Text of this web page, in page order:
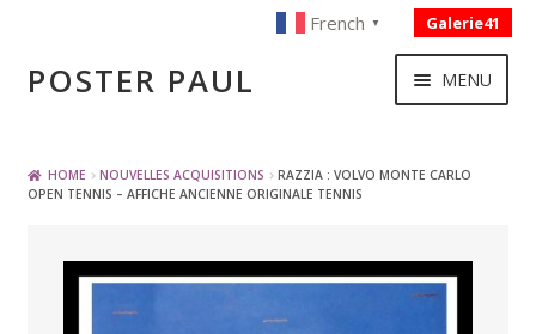
Skip
to
Skip
toPOSTER PAUL
French ▼ Galerie41
MENU
BOISSON – ALIMENTATION
HOME NOUVELLES ACQUISITIONS
RAZZIA : VOLVO MONTE CARLO
OPEN TENNIS – AFFICHE ANCIENNE ORIGINALE TENNIS